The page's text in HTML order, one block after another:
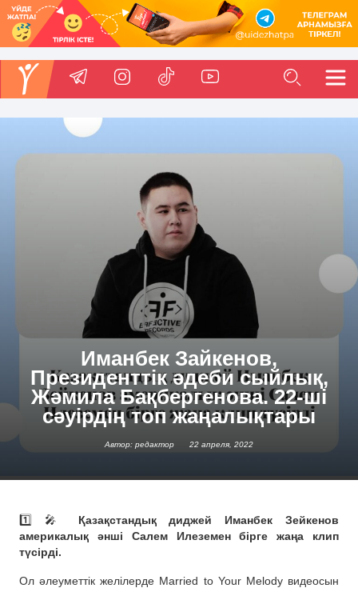
Иманбек Зайкенов,
Президенттік әдеби сыйлық,
Жәмила Бақбергенова. 22-ші
сәуірдің топ жаңалықтары
Автор: редактор 22 апреля, 2022
1️⃣ 🎤
Қазақстандық диджей Иманбек Зейкенов
америкалық әнші Салем Илеземен бірге жаңа клип
түсірді.
Ол әлеуметтік желілерде Married to Your Melody видеосын